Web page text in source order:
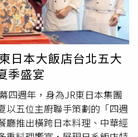
仔魚等。而且同樣強調職人手
「手工豆腐」亦採自製，充
醬油品嘗；夏季定食中的小菜
魚片、以褐藻搭配酸香調味
以柴魚高湯煮過，使其帶有
干」則以鹽、料酒等去除多
使魚肉緊實又保留油脂；另
燒」更是著名的京都風味料
味再烤過，作業時間約耗時3
牌「かつQ」，以全新升級店
。主打「厚切豬排」的品牌
來店家擺盤採用日本精緻彩
打造特製舞台，可見超出碗
，帶來視覺撞擊。此次かつ
3款雙拼海陸定食，打造台灣
急台灣首店將於7/25正式開
「海之味盛合豬排丼」，開幕
20名點用「厚切里肌豬排丼
日本大飯店台北五大
季盛宴
四週年，身為JR東日本集團
以五位主廚聯手策劃的「四週
廳推出橫跨日本料理、中華經